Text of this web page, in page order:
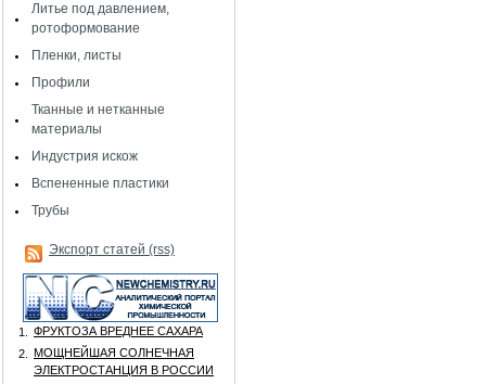
Литье под давлением,
ротоформование
Пленки, листы
Профили
Тканные и нетканные
материалы
Индустрия искож
Вспененные пластики
Трубы
Экспорт статей (rss)
1.
ФРУКТОЗА ВРЕДНЕЕ САХАРА
2.
МОЩНЕЙШАЯ СОЛНЕЧНАЯ
ЭЛЕКТРОСТАНЦИЯ В РОССИИ